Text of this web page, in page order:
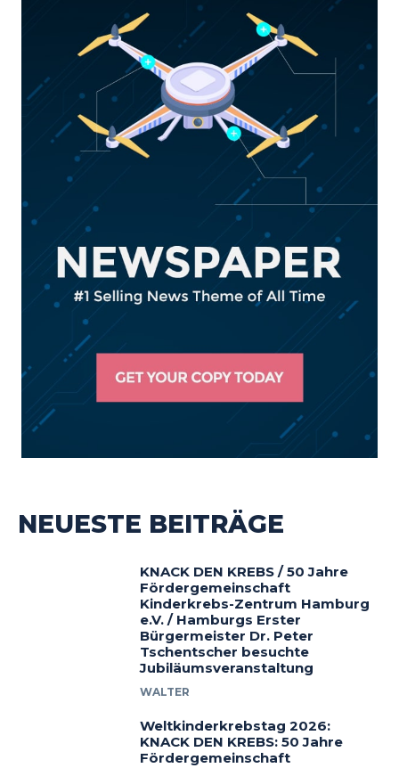
NEUESTE BEITRÄGE
KNACK DEN KREBS / 50 Jahre
Fördergemeinschaft
Kinderkrebs-Zentrum Hamburg
e.V. / Hamburgs Erster
Bürgermeister Dr. Peter
Tschentscher besuchte
Jubiläumsveranstaltung
WALTER
Weltkinderkrebstag 2026:
KNACK DEN KREBS: 50 Jahre
Fördergemeinschaft